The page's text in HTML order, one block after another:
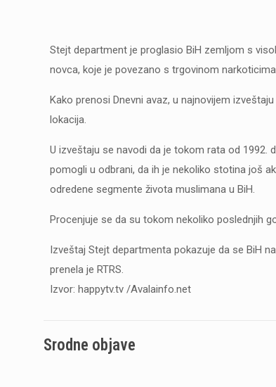
Stejt department je proglasio BiH zemljom s
novca, koje je povezano s trgovinom
Kako prenosi Dnevni avaz, u najnovijem
lokacija.
U izveštaju se navodi da je tokom rata od 1992.
pomogli u odbrani, da ih je nekoliko stotina još
odredene segmente života muslimana u BiH.
Procenjuje se da su tokom nekoliko poslednjih
Izveštaj Stejt departmenta pokazuje da se BiH
prenela je RTRS.
Izvor: happytv.tv /Avalainfo.net
Srodne objave